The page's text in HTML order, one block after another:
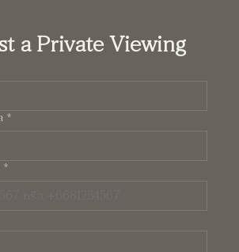
ชั้นกลิ่นอาย Manhattan ความสง่า
a Private Viewing
*
*